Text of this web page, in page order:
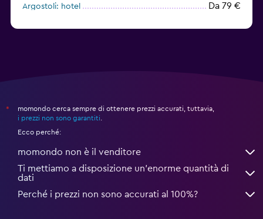
Argostoli: hotel Da 79 €
*
momondo cerca sempre di ottenere prezzi accurati, tuttavia,
i prezzi non sono garantiti
Ecco perché:
momondo non è il venditore
Ti mettiamo a disposizione un’enorme quantità di
dati
Perché i prezzi non sono accurati al 100%?